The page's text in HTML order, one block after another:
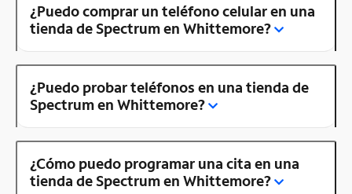
¿Puedo comprar un teléfono celular en una
tienda de Spectrum en Whittemore?
¿Puedo probar teléfonos en una tienda de
Spectrum en Whittemore?
¿Cómo puedo programar una cita en una
tienda de Spectrum en Whittemore?